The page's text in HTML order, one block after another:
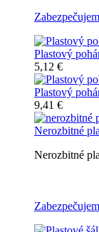
Plastový
5,12 €
Plastový
9,41 €
Nerozbitné
Nerozbitné